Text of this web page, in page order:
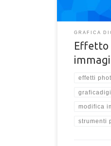
GRAFICA
Effetto
effetti
modifica
strumenti